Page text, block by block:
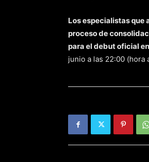
Los especialistas que
proceso de
para el debut oficial
junio a las 22:00 (hora